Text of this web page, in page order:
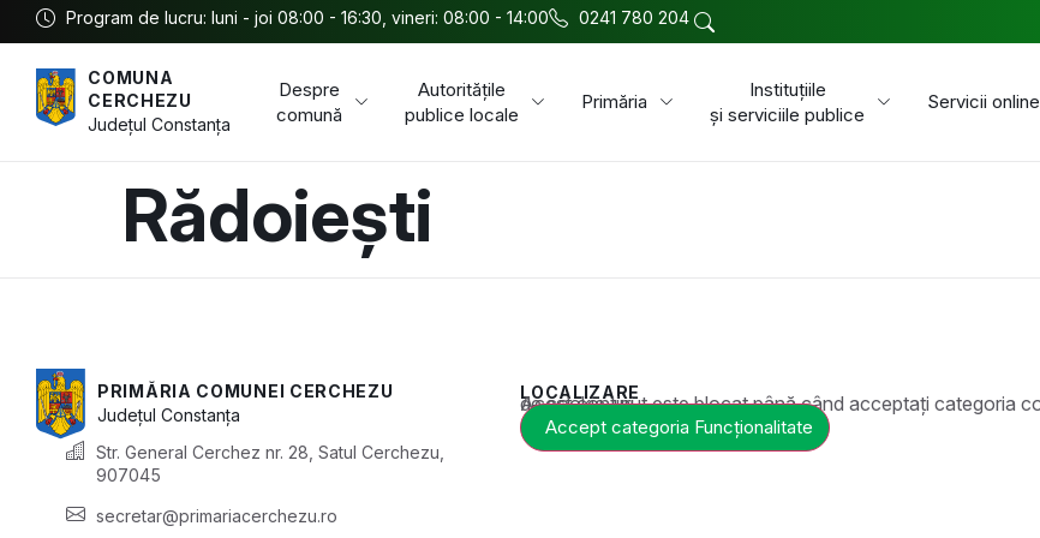
Program de lucru: luni - joi 08:00 - 16:30, vineri: 08:00 - 14:00 0241 780 204
COMUNA
CERCHEZU
JudețulConstanța
Despre
comună
Autoritățile
publice locale
Primăria
Instituțiile
și serviciile publice
Servicii online
Rădoiești
PRIMĂRIA COMUNEI CERCHEZU
JudețulConstanța
Str. General Cerchez nr. 28, Satul Cerchezu,
907045
secretar@primariacerchezu.ro
LOCALIZARE
Acest conținut este blocat până când acceptați categoria corespunzătoare de cookie-uri.
Accept categoria Funcționalitate